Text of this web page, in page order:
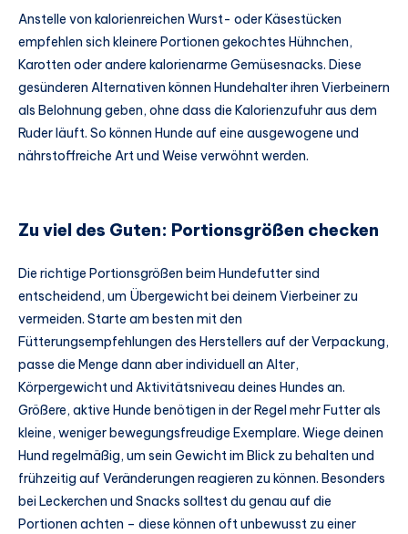
Anstelle von kalorienreichen Wurst- oder Käsestücken
empfehlen sich kleinere Portionen gekochtes Hühnchen,
Karotten oder andere kalorienarme Gemüsesnacks. Diese
gesünderen Alternativen können Hundehalter ihren Vierbeinern
als Belohnung geben, ohne dass die Kalorienzufuhr aus dem
Ruder läuft. So können Hunde auf eine ausgewogene und
nährstoffreiche Art und Weise verwöhnt werden.
Zu viel des Guten: Portionsgrößen checken
Die richtige Portionsgrößen beim Hundefutter sind
entscheidend, um Übergewicht bei deinem Vierbeiner zu
vermeiden. Starte am besten mit den
Fütterungsempfehlungen des Herstellers auf der Verpackung,
passe die Menge dann aber individuell an Alter,
Körpergewicht und Aktivitätsniveau deines Hundes an.
Größere, aktive Hunde benötigen in der Regel mehr Futter als
kleine, weniger bewegungsfreudige Exemplare. Wiege deinen
Hund regelmäßig, um sein Gewicht im Blick zu behalten und
frühzeitig auf Veränderungen reagieren zu können. Besonders
bei Leckerchen und Snacks solltest du genau auf die
Portionen achten – diese können oft unbewusst zu einer